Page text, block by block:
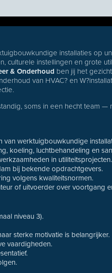
installaties op
culturele instellingen en grote
& Onderhoud ben jij het
van HVAC? en
soms in een hecht team —
van werktuigbouwkundige
koeling, luchtbehandeling en
in utiliteitsprojecten.
bij bekende opdrachtgevers.
volgens kwaliteitsnormen.
of uitvoerder over voortgang
niveau 3).
sterke motivatie is belangrijker.
vaardigheden.